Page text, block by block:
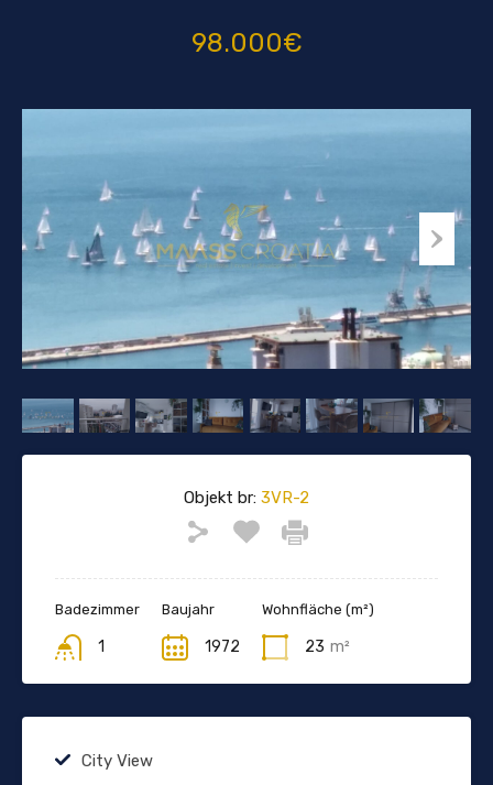
98.000€
Objekt br: 3VR-2
Badezimmer
1
Baujahr
1972
Wohnfläche (m²)
23 m²
City View